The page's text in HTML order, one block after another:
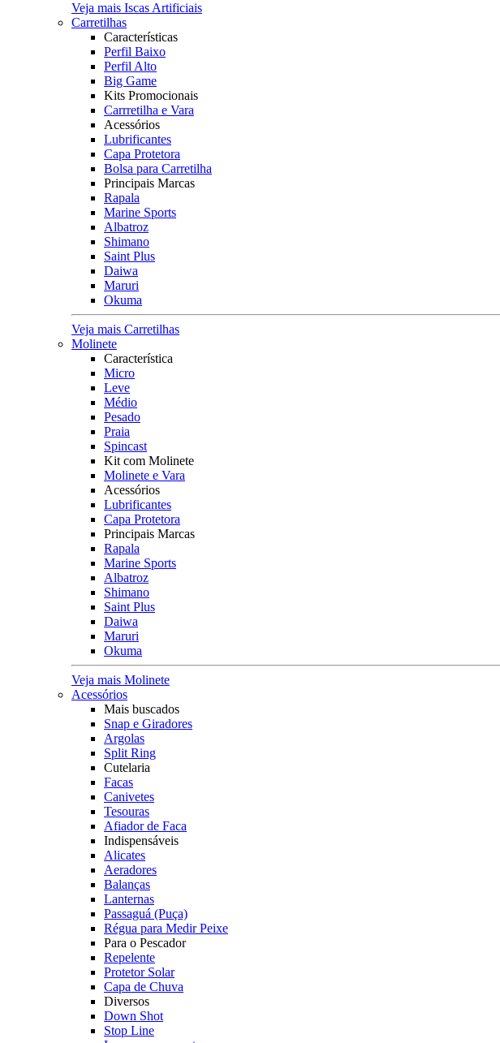
Veja mais Iscas Artificiais
Carretilhas
Características
Perfil Baixo
Perfil Alto
Big Game
Kits Promocionais
Carrretilha e Vara
Acessórios
Lubrificantes
Capa Protetora
Bolsa para Carretilha
Principais Marcas
Rapala
Marine Sports
Albatroz
Shimano
Saint Plus
Daiwa
Maruri
Okuma
Veja mais Carretilhas
Molinete
Característica
Micro
Leve
Médio
Pesado
Praia
Spincast
Kit com Molinete
Molinete e Vara
Acessórios
Lubrificantes
Capa Protetora
Principais Marcas
Rapala
Marine Sports
Albatroz
Shimano
Saint Plus
Daiwa
Maruri
Okuma
Veja mais Molinete
Acessórios
Mais buscados
Snap e Giradores
Argolas
Split Ring
Cutelaria
Facas
Canivetes
Tesouras
Afiador de Faca
Indispensáveis
Alicates
Aeradores
Balanças
Lanternas
Passaguá (Puça)
Régua para Medir Peixe
Para o Pescador
Repelente
Protetor Solar
Capa de Chuva
Diversos
Down Shot
Stop Line